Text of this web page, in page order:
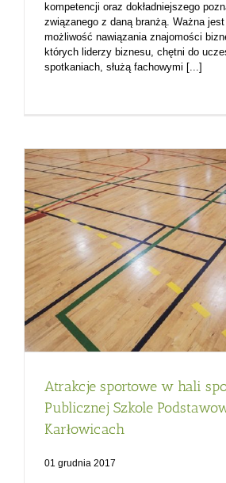
kompetencji oraz dokładniejszego
związanego z daną branżą. Ważna jest
możliwość nawiązania znajomości
których liderzy biznesu, chętni do
spotkaniach, służą fachowymi [...]
Atrakcje sportowe w hali
Publicznej Szkole
Karłowicach
01 grudnia 2017